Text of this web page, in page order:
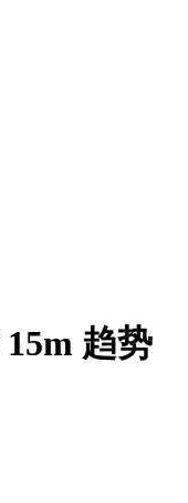
15m 趋势